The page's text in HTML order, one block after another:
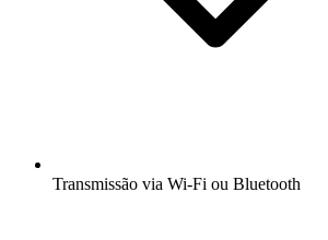
Transmissão via Wi-Fi ou Bluetooth